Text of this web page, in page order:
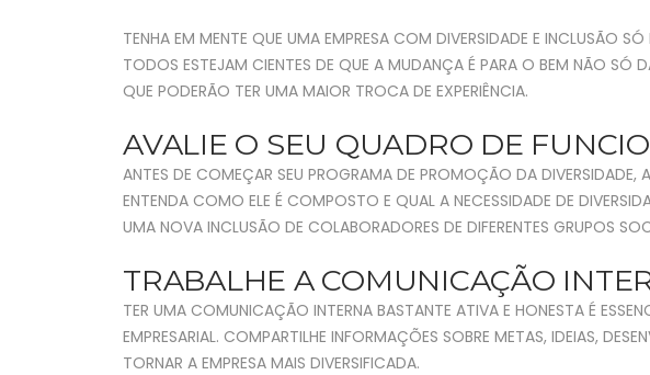
TENHA EM MENTE QUE UMA EMPRESA COM DIVERSIDADE E INCLUSÃO
TODOS ESTEJAM CIENTES DE QUE A MUDANÇA É PARA O BEM NÃO SÓ
QUE PODERÃO TER UMA MAIOR TROCA DE EXPERIÊNCIA.
AVALIE O SEU QUADRO DE
ANTES DE COMEÇAR SEU PROGRAMA DE PROMOÇÃO DA DIVERSIDADE,
ENTENDA COMO ELE É COMPOSTO E QUAL A NECESSIDADE DE
UMA NOVA INCLUSÃO DE COLABORADORES DE DIFERENTES GRUPOS
TRABALHE A COMUNICAÇÃO
TER UMA COMUNICAÇÃO INTERNA BASTANTE ATIVA E HONESTA É
EMPRESARIAL. COMPARTILHE INFORMAÇÕES SOBRE METAS, IDEIAS,
TORNAR A EMPRESA MAIS DIVERSIFICADA.